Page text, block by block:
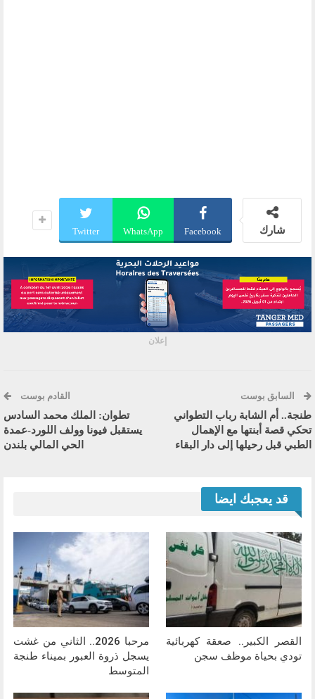
شارك Facebook
WhatsApp
Twitter
إعلان
السابق بوست
طنجة.. أم الشابة رباب التطواني
تحكي قصة أبنتها مع الإهمال
الطبي قبل رحيلها إلى دار البقاء
القادم بوست
تطوان: الملك محمد السادس
يستقبل فيونا وولف اللورد-عمدة
الحي المالي بلندن
قد يعجبك ايضا
القصر الكبير.. صعقة كهربائية
تودي بحياة موظف سجن
مرحبا 2026.. الثاني من غشت
يسجل ذروة العبور بميناء طنجة
المتوسط